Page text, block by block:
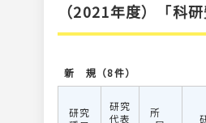
（2021年度）「科
新 規（8件）
研究
研究
代表
所